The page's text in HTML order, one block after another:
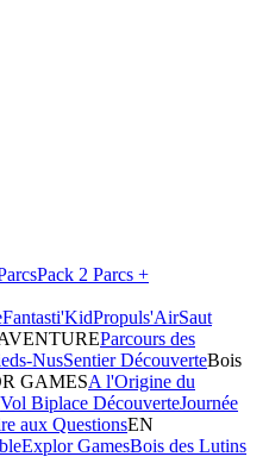
Pack 2 Parcs +
Fantasti'KidPropuls'AirSaut
Parcours des
NusSentier DécouverteBois
GAMESA l'Origine du
Vol Biplace DécouverteJournée
aux QuestionsEN
Explor GamesBois des Lutins